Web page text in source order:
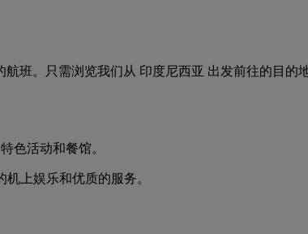
班。只需浏览我们从 印度尼西亚 出发前往的目的
色活动和餐馆。
上娱乐和优质的服务。